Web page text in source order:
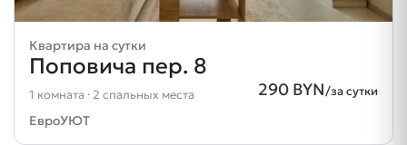
Квартира на сутки
Поповича пер. 8
290 BYN/за сутки
1 комната · 2 спальных места
ЕвроУЮТ